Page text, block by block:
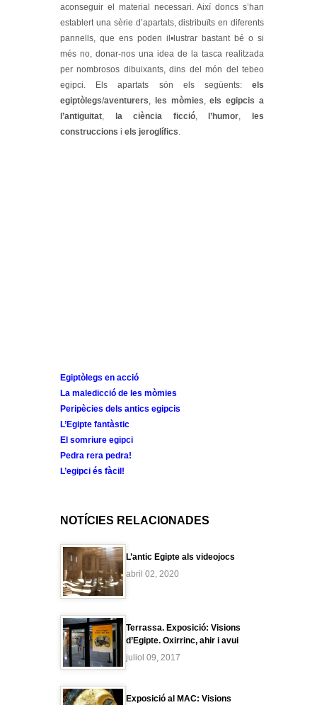
aconseguir el material necessari. Així doncs s’han
establert una sèrie d’apartats, distribuïts en diferents
pannells, que ens poden il•lustrar bastant bé o si
més no, donar-nos una idea de la tasca realitzada
per nombrosos dibuixants, dins del món del tebeo
egipci. Els apartats són els següents: els
egiptòlegs/aventurers, les mòmies,els egipcis a
l’antiguitat, la ciència ficció, l’humor,
les
construccions i els jeroglífics.
Egiptòlegs en acció
La maledicció de les mòmies
Peripècies dels antics egipcis
L’Egipte fantàstic
El somriure egipci
Pedra rera pedra!
L’egipci és fàcil!
NOTÍCIES RELACIONADES
L’antic Egipte als videojocs
abril 02, 2020
Terrassa. Exposició: Visions
d’Egipte. Oxirrinc, ahir i avui
juliol 09, 2017
Exposició al MAC: Visions